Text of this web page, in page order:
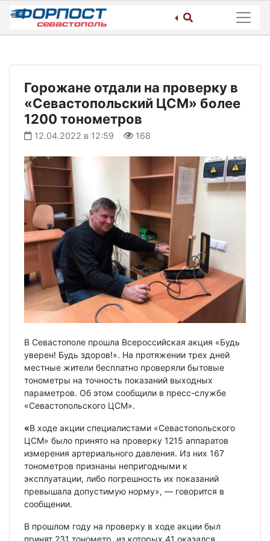
Skip
content
Горожане отдали на проверку в
«Севастопольский ЦСМ» более
1200 тонометров
12.04.2022 в 12:59 168
В Севастополе прошла Всероссийская акция «Будь
уверен! Будь здоров!». На протяжении трех дней
местные жители бесплатно проверяли бытовые
тонометры на точность показаний выходных
параметров. Об этом сообщили в пресс-службе
«Севастопольского ЦСМ».
«В ходе акции специалистами «Севастопольского
ЦСМ» было принято на проверку 1215 аппаратов
измерения артериального давления. Из них 167
тонометров признаны непригодными к
эксплуатации, либо погрешность их показаний
превышала допустимую норму», — говорится в
сообщении.
В прошлом году на проверку в ходе акции был
принят 231 тонометр, из которых 41 оказался